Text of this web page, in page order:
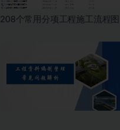
208个常用分项工程施工流程图